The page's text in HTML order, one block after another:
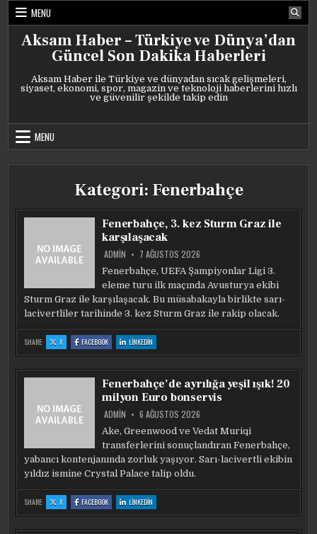
Skip
content
MENU
Aksam Haber – Türkiye ve Dünya’dan
Güncel Son Dakika Haberleri
Aksam Haber ile Türkiye ve dünyadan sıcak gelişmeleri,
siyaset, ekonomi, spor, magazin ve teknoloji haberlerini hızlı
ve güvenilir şekilde takip edin
MENU
Kategori: Fenerbahçe
Fenerbahçe, 3. kez Sturm Graz ile
karşılaşacak
ADMIN 7 AĞUSTOS 2026
Fenerbahçe, UEFA Şampiyonlar Ligi 3.
eleme turu ilk maçında Avusturya ekibi
Sturm Graz ile karşılaşacak. Bu müsabakayla birlikte sarı-
lacivertliler tarihinde 3. kez Sturm Graz ile rakip olacak.
SHARE: X:
FENERBAHÇE,
3.
STURM
GRAZ
KARŞILAŞACAK
FACEBOOK:
FENERBAHÇE,
3.
STURM
ILE
KARŞILAŞACAK
LINKEDIN
FENERBAHÇE,
3.
STURM
ILE
KARŞILAŞACAK
Fenerbahçe’de ayrılığa yeşil ışık! 20
milyon Euro bonservis
ADMIN 6 AĞUSTOS 2026
Ake, Greenwood ve Vedat Muriqi
transferlerini sonuçlandıran Fenerbahçe,
yabancı kontenjanında zorluk yaşıyor. Sarı-lacivertli ekibin
yıldız ismine Crystal Palace talip oldu.
SHARE: X:
FENERBAHÇE’DE
AYRILIĞA
IŞIK!
FACEBOOK:
FENERBAHÇE’DE
AYRILIĞA
IŞIK!
LINKEDIN
FENERBAHÇE’DE
AYRILIĞA
IŞIK!